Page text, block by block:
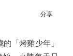
分享
「烤雞少年」